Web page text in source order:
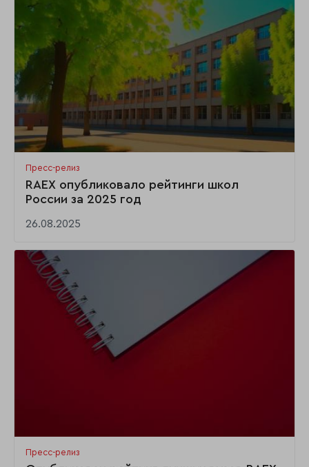
Пресс-релиз
RAEX опубликовало рейтинги школ
России за 2025 год
26.08.2025
Пресс-релиз